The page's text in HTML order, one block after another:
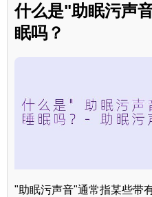
什么是"助眠污声
眠吗？
"助眠污声音"通常指某些带